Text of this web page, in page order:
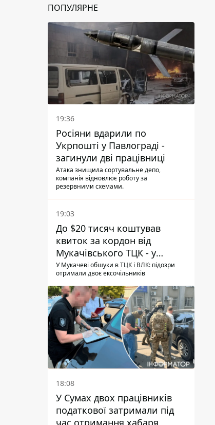
ПОПУЛЯРНЕ
19:36
Росіяни вдарили по
Укрпошті у Павлограді -
загинули дві працівниці
Атака знищила сортувальне депо,
компанія відновлює роботу за
резервними схемами.
19:03
До $20 тисяч коштував
квиток за кордон від
Мукачівського ТЦК - у
гучній справі перші підозри
отримали двоє колишніх
керівників
У Мукачеві обшуки в ТЦК і ВЛК: підозри
отримали двоє ексочільників
18:08
У Сумах двох працівників
податкової затримали під